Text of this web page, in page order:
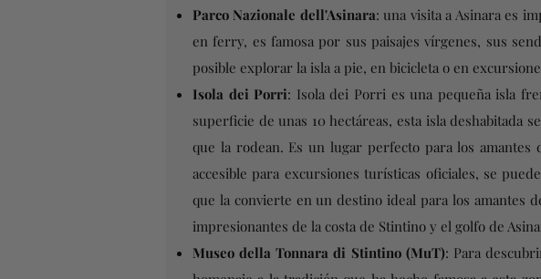
Parco Nazionale dell'Asinara: una visita a Asinara es
en ferry, es famosa por sus paisajes vírgenes, sus
posible explorar la isla a pie, en bicicleta o en
Isola dei Porri: Isola dei Porri es una pequeña isla
superficie de unas 10 hectáreas, esta isla deshabitada
que la rodean. Es un lugar perfecto para los
accesible para excursiones turísticas oficiales, se
que la convierte en un destino ideal para los amantes
impresionantes de la costa de Stintino y el golfo de
Museo della Tonnara di Stintino (MuT): Para